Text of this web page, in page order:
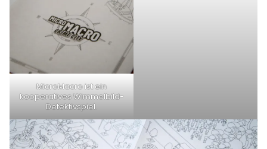
MicroMacro ist ein
kooperatives Wimmelbild-
Detektivspiel.